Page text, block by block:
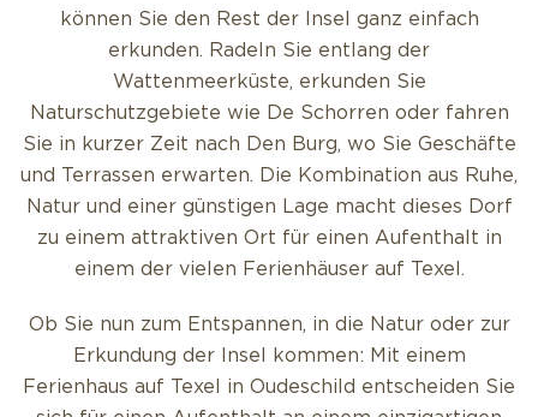
können Sie den Rest der Insel ganz einfach
erkunden. Radeln Sie entlang der
Wattenmeerküste, erkunden Sie
Naturschutzgebiete wie De Schorren oder fahren
Sie in kurzer Zeit nach Den Burg, wo Sie Geschäfte
und Terrassen erwarten. Die Kombination aus Ruhe,
Natur und einer günstigen Lage macht dieses Dorf
zu einem attraktiven Ort für einen Aufenthalt in
einem der vielen Ferienhäuser auf Texel.
Ob Sie nun zum Entspannen, in die Natur oder zur
Erkundung der Insel kommen: Mit einem
Ferienhaus auf Texel in Oudeschild entscheiden Sie